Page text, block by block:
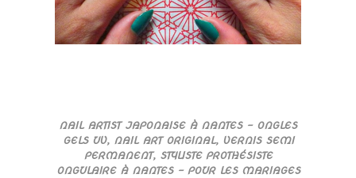
NAIL ARTIST JAPONAISE À NANTES – ONGLES
GELS UV, NAIL ART ORIGINAL, VERNIS SEMI
PERMANENT, STYLISTE PROTHÉSISTE
ONGULAIRE À NANTES – POUR LES MARIAGES